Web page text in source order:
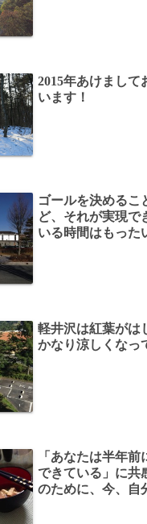
2015年あけまして
います！
ゴールを決めるこ
ど、それが実現で
いる時間はもった
軽井沢は紅葉がは
かなり涼しくなっ
「あなたは半年
できている」に共
のために、今、自